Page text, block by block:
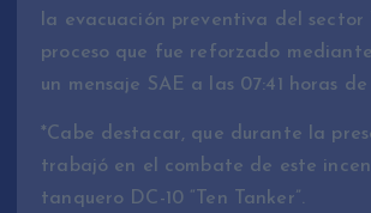
la evacuación preventiva del
proceso que fue reforzado
un mensaje SAE a las 07:41 horas de
*Cabe destacar, que durante la
trabajó en el combate de este
tanquero DC-10 “Ten Tanker”.